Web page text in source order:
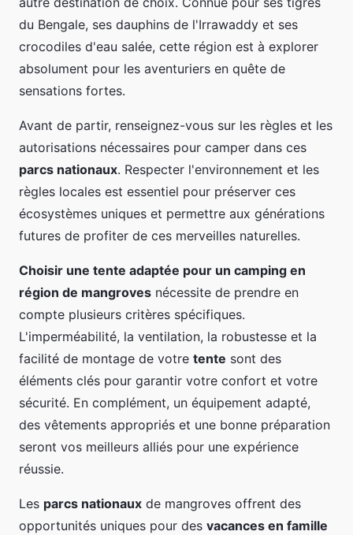
du Bengale, ses dauphins de l'Irrawaddy et ses
crocodiles d'eau salée, cette région est à explorer
absolument pour les aventuriers en quête de
sensations fortes.
Avant de partir, renseignez-vous sur les règles et les
autorisations nécessaires pour camper dans ces
parcs nationaux. Respecter l'environnement et les
règles locales est essentiel pour préserver ces
écosystèmes uniques et permettre aux générations
futures de profiter de ces merveilles naturelles.
Choisir une tente adaptée pour un camping en
région de mangroves nécessite de prendre en
compte plusieurs critères spécifiques.
L'imperméabilité, la ventilation, la robustesse et la
facilité de montage de votre tente sont des
éléments clés pour garantir votre confort et votre
sécurité. En complément, un équipement adapté,
des vêtements appropriés et une bonne préparation
seront vos meilleurs alliés pour une expérience
réussie.
Les parcs nationaux de mangroves offrent des
opportunités uniques pour des vacances en famille